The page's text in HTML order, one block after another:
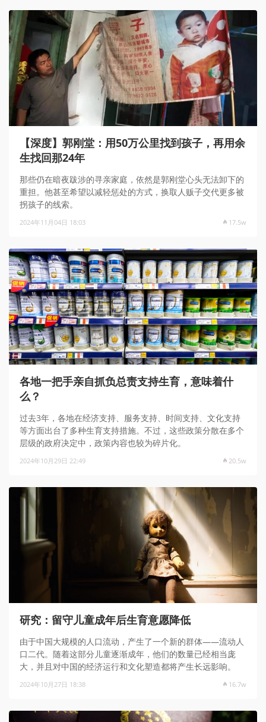
【深度】郭刚堂：用50万公里找到孩子，再用余
生找回那24年
那些仍在暗夜跋涉的寻亲家庭，依然是郭刚堂心头无法卸下的
重担。他甚至希望以减轻惩处的方式，换取人贩子交代更多被
拐孩子的线索。
2024年11月04日 18:03 17.5w
各地一把手亲自抓负总责支持生育，意味着什
么？
过去3年，各地在经济支持、服务支持、时间支持、文化支持
等方面出台了多种生育支持措施。不过，这些政策分散在多个
层级的政府决定中，政策内容也较为碎片化。
2024年10月29日 22:49 20.5w
研究：留守儿童成年后生育意愿降低
由于中国大规模的人口流动，产生了一个新的群体——流动人
口二代。随着这部分儿童逐渐成年，他们的数量已经相当庞
大，并且对中国的经济运行和文化塑造都将产生长远影响。
2024年10月27日 18:38 16.7w